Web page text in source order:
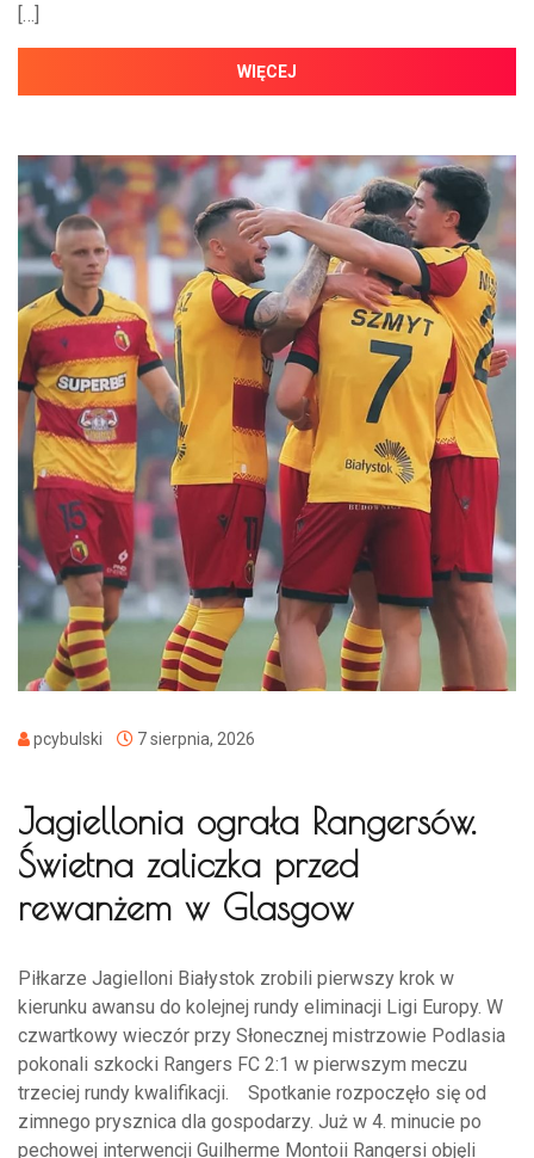
[…]
WIĘCEJ
pcybulski 7 sierpnia, 2026
Jagiellonia ograła Rangersów.
Świetna zaliczka przed
rewanżem w Glasgow
Piłkarze Jagielloni Białystok zrobili pierwszy krok w
kierunku awansu do kolejnej rundy eliminacji Ligi Europy. W
czwartkowy wieczór przy Słonecznej mistrzowie Podlasia
pokonali szkocki Rangers FC 2:1 w pierwszym meczu
trzeciej rundy kwalifikacji. Spotkanie rozpoczęło się od
zimnego prysznica dla gospodarzy. Już w 4. minucie po
pechowej interwencji Guilherme Montoii Rangersi objęli